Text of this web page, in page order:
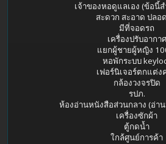
เจ้าของหอดูแลเอง (ข้อนี้
สะดวก สะอาด ปลอ
มีที่จอดรถ
เครื่องปรับอากาศ
แยกผู้ชายผู้หญิง
หอพักระบบ
เฟอร์นิเจอร์ตกแต่ง
กล้องวงจรปิด
รปภ.
ห้องอ่านหนังสือส่วนกลาง (อ่า
เครื่องซักผ้า
ตู้กดน้ำ
ใกล้ศูนย์การค้า